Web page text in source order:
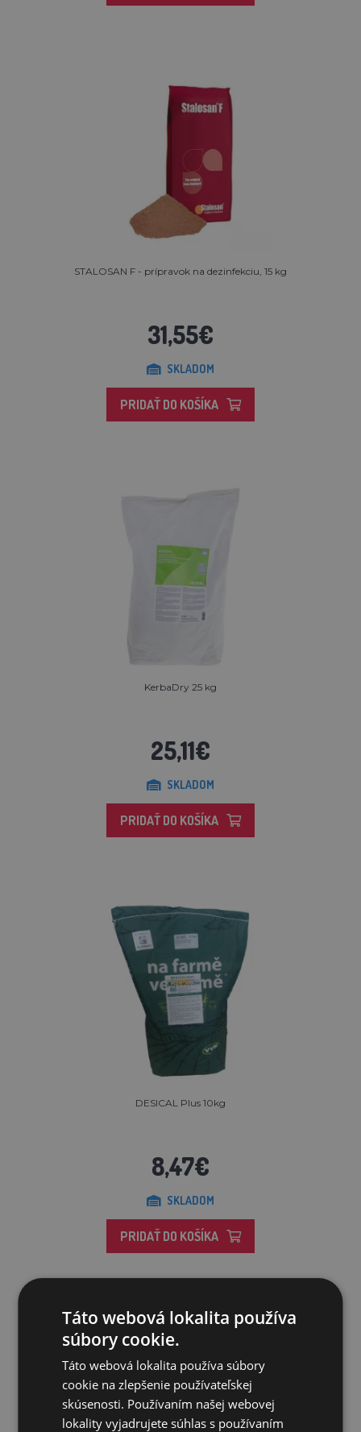
STALOSAN F - prípravok na dezinfekciu, 15 kg
31,55€
SKLADOM
PRIDAŤ DO KOŠÍKA
KerbaDry 25 kg
25,11€
SKLADOM
PRIDAŤ DO KOŠÍKA
DESICAL Plus 10kg
8,47€
SKLADOM
PRIDAŤ DO KOŠÍKA
Zľava 20%
Táto webová lokalita používa
súbory cookie.
Táto webová lokalita používa súbory
cookie na zlepšenie používateľskej
skúsenosti. Používaním našej webovej
lokality vyjadrujete súhlas s používaním